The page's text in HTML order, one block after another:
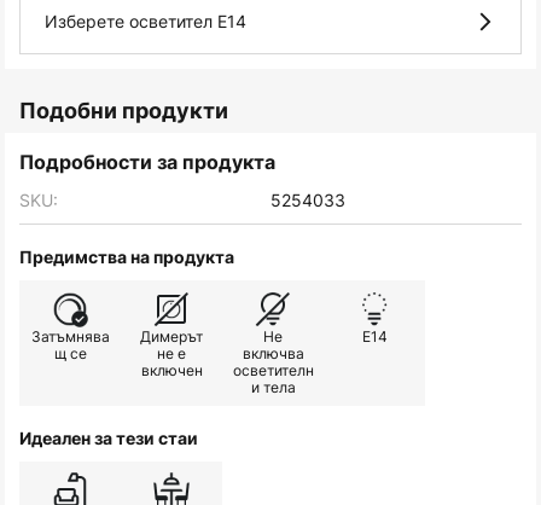
Изберете осветител E14
Подобни продукти
Подробности за продукта
SKU: 5254033
Предимства на продукта
Затъмнява
щ се
Димерът
не е
включен
Не
включва
осветителн
и тела
E14
Идеален за тези стаи